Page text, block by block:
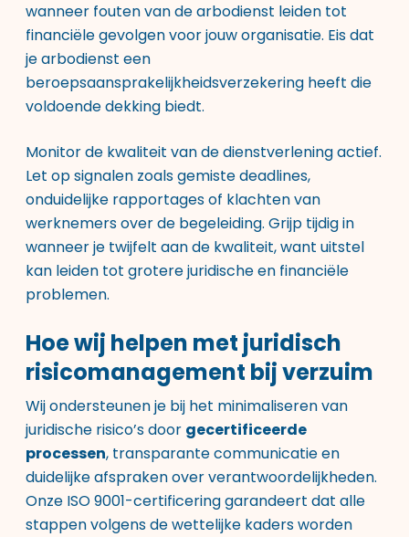
wanneer fouten van de arbodienst leiden tot
financiële gevolgen voor jouw organisatie. Eis dat
je arbodienst een
beroepsaansprakelijkheidsverzekering heeft die
voldoende dekking biedt.
Monitor de kwaliteit van de dienstverlening actief.
Let op signalen zoals gemiste deadlines,
onduidelijke rapportages of klachten van
werknemers over de begeleiding. Grijp tijdig in
wanneer je twijfelt aan de kwaliteit, want uitstel
kan leiden tot grotere juridische en financiële
problemen.
Hoe wij helpen met juridisch
risicomanagement bij verzuim
Wij ondersteunen je bij het minimaliseren van
juridische risico’s door gecertificeerde
processen, transparante communicatie en
duidelijke afspraken over verantwoordelijkheden.
Onze ISO 9001-certificering garandeert dat alle
stappen volgens de wettelijke kaders worden